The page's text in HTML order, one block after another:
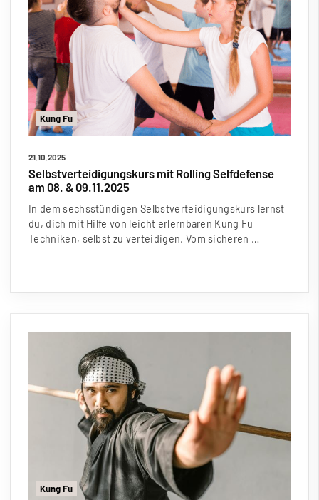
Kung Fu
21.10.2025
Selbstverteidigungskurs mit Rolling Selfdefense
am 08. & 09.11.2025
In dem sechsstündigen Selbstverteidigungskurs lernst
du, dich mit Hilfe von leicht erlernbaren Kung Fu
Techniken, selbst zu verteidigen. Vom sicheren …
Kung Fu